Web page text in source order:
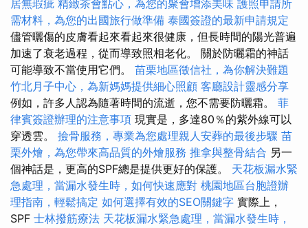
居無瑕疵 精緻茶會點心，為您的聚會增添美味 護照申請所
需材料，為您的出國旅行做準備 泰國簽證的最新申請規定
儘管曬傷的皮膚看起來看起來很健康，但長時間的陽光普遍
加速了衰老過程，從而導致照相老化。 關於防曬霜的神話
可能導致不當使用它們。 苗栗地區徵信社，為你解決難題
竹北月子中心，為新媽媽提供細心照顧 客廳設計靈感分享
例如，許多人認為隨著時間的流逝，您不需要防曬霜。 菲
律賓簽證辦理的注意事項 現實是，多達80％的紫外線可以
穿透雲。 撿骨服務，專業為您處理親人安葬的最後步驟 苗
栗外燴，為您帶來高品質的外燴服務 推拿與整骨結合 另一
個神話是，更高的SPF總是提供更好的保護。 天花板漏水緊
急處理，當漏水發生時，如何快速應對 桃園地區台胞證辦
理指南，輕鬆搞定 如何選擇有效的SEO關鍵字 實際上，
SPF 士林撥筋療法 天花板漏水緊急處理，當漏水發生時，